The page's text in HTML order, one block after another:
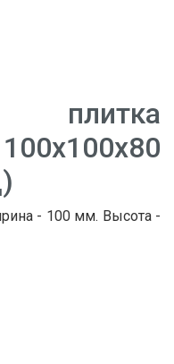
плитка
- 100 мм. Высота -